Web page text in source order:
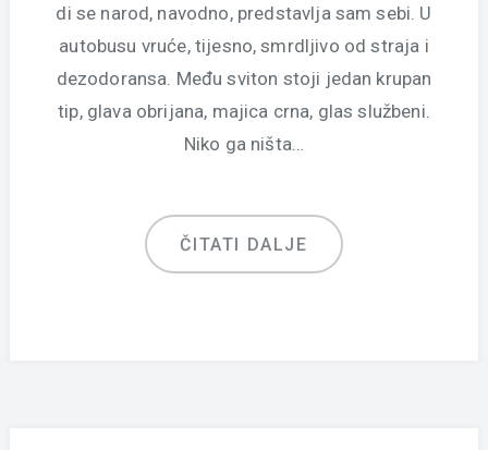
di se narod, navodno, predstavlja sam sebi. U
autobusu vruće, tijesno, smrdljivo od straja i
dezodoransa. Među sviton stoji jedan krupan
tip, glava obrijana, majica crna, glas službeni.
Niko ga ništa…
ČITATI DALJE